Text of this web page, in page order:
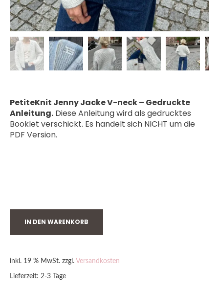
PetiteKnit Jenny Jacke V-neck – Gedruckte
Anleitung. Diese Anleitung wird als gedrucktes
Booklet verschickt. Es handelt sich NICHT um die
PDF Version.
IN DEN WARENKORB
inkl. 19 % MwSt. zzgl. Versandkosten
Lieferzeit: 2-3 Tage